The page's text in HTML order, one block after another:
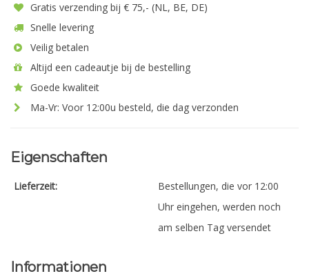
Gratis verzending bij € 75,- (NL, BE, DE)
Snelle levering
Veilig betalen
Altijd een cadeautje bij de bestelling
Goede kwaliteit
Ma-Vr: Voor 12:00u besteld, die dag verzonden
Eigenschaften
Lieferzeit:
Bestellungen, die vor 12:00
Uhr eingehen, werden noch
am selben Tag versendet
Informationen